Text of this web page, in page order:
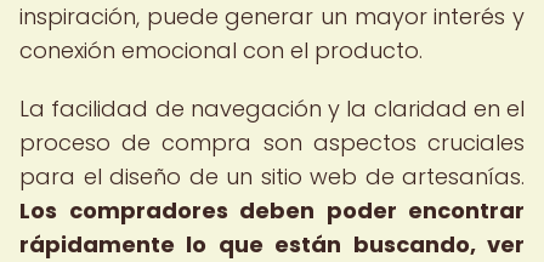
inspiración, puede generar un mayor interés y
conexión emocional con el producto.
La facilidad de navegación y la claridad en el
proceso de compra son aspectos cruciales
para el diseño de un sitio web de artesanías.
Los compradores deben poder encontrar
rápidamente lo que están buscando, ver